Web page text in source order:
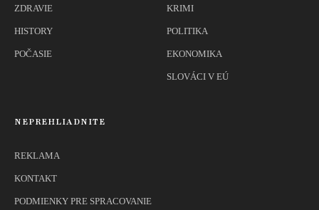
ZDRAVIE
HISTORY
POČASIE
KRIMI
POLITIKA
EKONOMIKA
SLOVÁCI V EÚ
NEPREHLIADNITE
REKLAMA
KONTAKT
PODMIENKY PRE SPRACOVANIE